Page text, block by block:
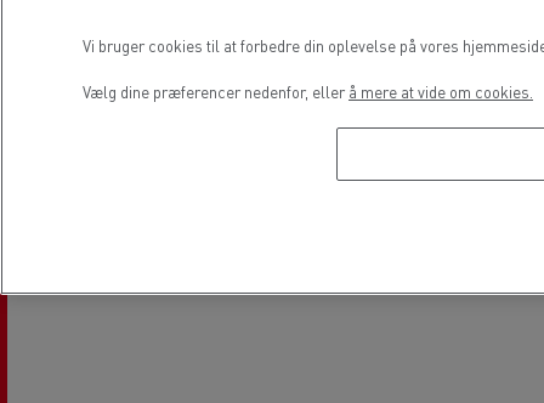
Lokation
Vi bruger cookies til at forbedre din oplevelse på vores
Vælg dine præferencer nedenfor, eller å mere at vide om cookies.